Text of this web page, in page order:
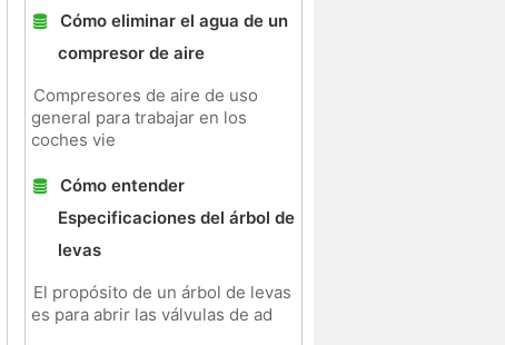
Cómo eliminar el agua de un
compresor de aire
Compresores de aire de uso
general para trabajar en los
coches vie
Cómo entender
Especificaciones del árbol de
levas
El propósito de un árbol de levas
es para abrir las válvulas de ad